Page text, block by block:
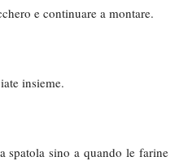
e continuare a montare.
insieme.
spatola sino a quando le farine